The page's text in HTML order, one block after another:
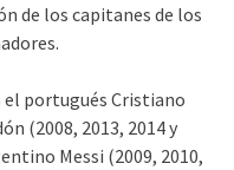
de los capitanes de los
portugués Cristiano
(2008, 2013, 2014 y
Messi (2009, 2010,